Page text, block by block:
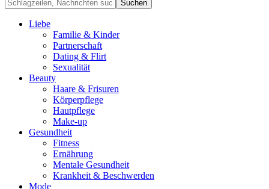
Liebe
Familie & Kinder
Partnerschaft
Dating & Flirt
Sexualität
Beauty
Haare & Frisuren
Körperpflege
Hautpflege
Make-up
Gesundheit
Fitness
Ernährung
Mentale Gesundheit
Krankheit & Beschwerden
Mode